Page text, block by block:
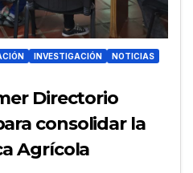
INVESTIGACIÓN
NOTICIAS
Directorio
consolidar la
Agrícola